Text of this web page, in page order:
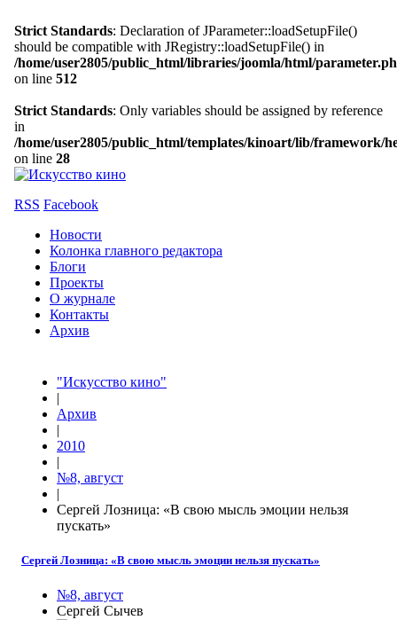
Strict Standards: Declaration of JParameter::loadSetupFile()
should be compatible with JRegistry::loadSetupFile() in
/home/user2805/public_html/libraries/joomla/html/
on line 512
Strict Standards: Only variables should be assigned by reference
in
/home/user2805/public_html/templates/kinoart/lib/framework/
on line 28
RSS Facebook
Новости
Колонка главного редактора
Блоги
Проекты
О журнале
Контакты
Архив
"Искусство кино"
|
Архив
|
2010
|
№8, август
|
Сергей Лозница: «В свою мысль эмоции нельзя
пускать»
Сергей Лозница: «В свою мысль эмоции нельзя пускать»
№8, август
Сергей Сычев